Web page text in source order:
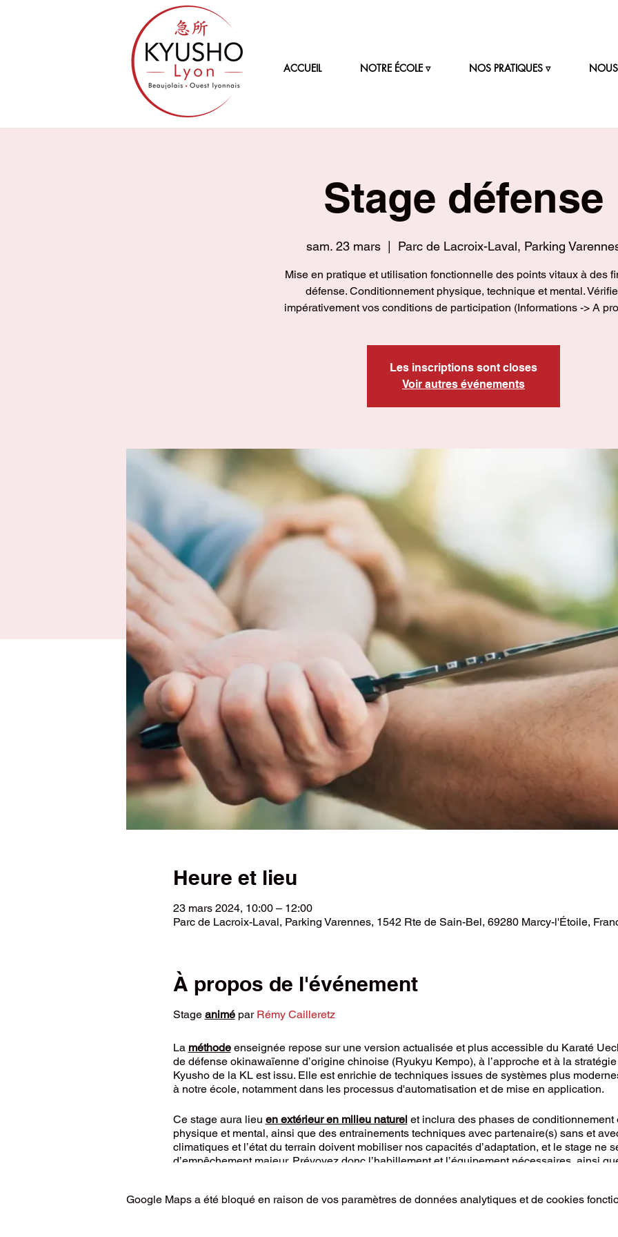
ACCUEIL NOTRE ÉCOLE ▿ NOS PRATIQUES ▿ NOUS
Stage défense
sam. 23 mars
  |
Parc de Lacroix-Laval, Parking
Mise en pratique et utilisation fonctionnelle des points vitaux à des
défense. Conditionnement physique, technique et mental.
impérativement vos conditions de participation (Informations -> A
Les inscriptions sont closes
Voir autres événements
Heure et lieu
23 mars 2024, 10:00 – 12:00
Parc de Lacroix-Laval, Parking Varennes, 1542 Rte de Sain-Bel, 69280 Marcy-l'Étoile,
À propos de l'événement
Stage animépar Rémy Cailleretz
La méthodeenseignée repose sur une version actualisée et plus accessible du Karaté
de défense okinawaïenne d’origine chinoise (Ryukyu Kempo), à l’approche et à la
Kyusho de la KL est issu. Elle est enrichie de techniques issues de systèmes plus
à notre école, notamment dans les processus d'automatisation et de mise en application.
Ce stage aura lieu en extérieur en milieu naturelet inclura des phases de conditionnement
physique et mental, ainsi que des entrainements techniques avec partenaire(s) sans et
climatiques et l’état du terrain doivent mobiliser nos capacités d’adaptation, et le stage ne
d’empêchement majeur. Prévoyez donc l’habillement et l’équipement nécessaires, ainsi
Conditions de participation :
Google Maps a été bloqué en raison de vos paramètres de données analytiques et de cookies